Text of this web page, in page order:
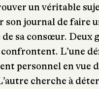
un véritable
son journal de faire
sa consœur. Deux
L’une
personnel en vue
cherche à